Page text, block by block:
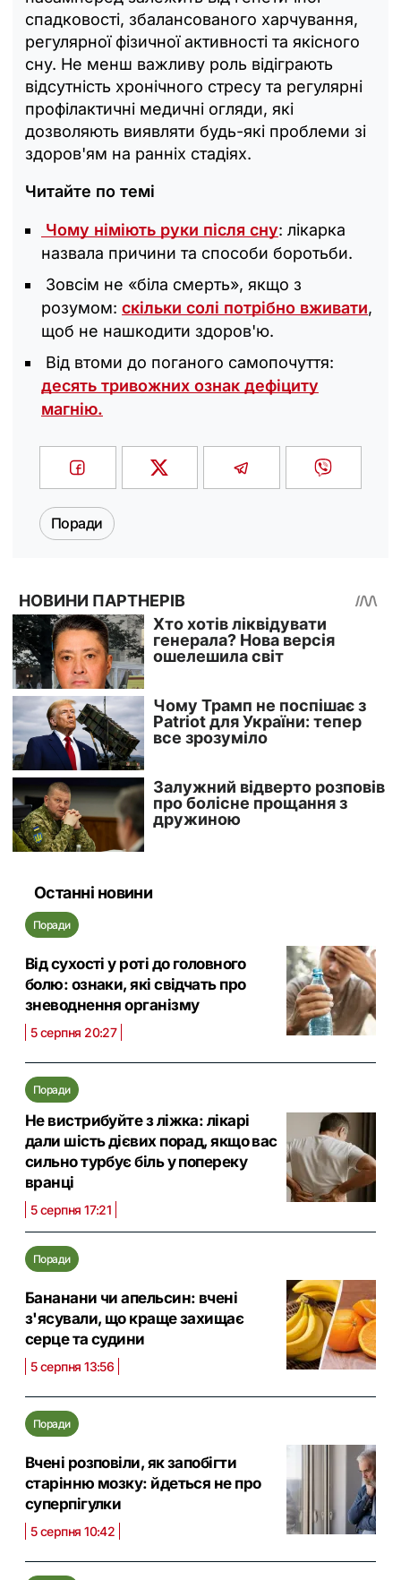
спадковості, збалансованого харчування,
регулярної фізичної активності та якісного
сну. Не менш важливу роль відіграють
відсутність хронічного стресу та регулярні
профілактичні медичні огляди, які
дозволяють виявляти будь-які проблеми зі
здоров'ям на ранніх стадіях.
Читайте по темі
Чому німіють руки після сну: лікарка
назвала причини та способи боротьби.
Зовсім не «біла смерть», якщо з
розумом: скільки солі потрібно вживати,
щоб не нашкодити здоров'ю.
Від втоми до поганого самопочуття:
десять тривожних ознак дефіциту
магнію.
Поради
Останні новини
Поради
Від сухості у роті до головного
болю: ознаки, які свідчать про
зневоднення організму
5 серпня 20:27
Поради
Не вистрибуйте з ліжка: лікарі
дали шість дієвих порад, якщо вас
сильно турбує біль у попереку
вранці
5 серпня 17:21
Поради
Бананани чи апельсин: вчені
з'ясували, що краще захищає
серце та судини
5 серпня 13:56
Поради
Вчені розповіли, як запобігти
старінню мозку: йдеться не про
суперпігулки
5 серпня 10:42